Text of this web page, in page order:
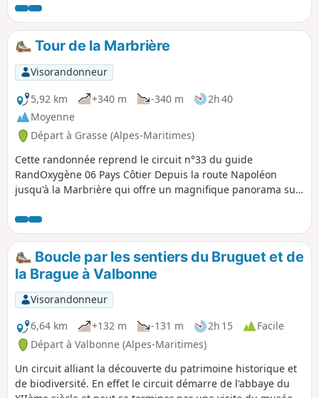
Tour de la Marbrière
Visorandonneur
5,92 km
+340 m -340 m
2h 40
Moyenne
Départ à Grasse (Alpes-Maritimes)
Cette randonnée reprend le circuit n°33 du guide
RandOxygène 06 Pays Côtier Depuis la route Napoléon
jusqu'à la Marbrière qui offre un magnifique panorama sur
se balader à proximité de Grasse, avec une difficulté
moyenne sous les bois de la Marbrière.
Boucle par les sentiers du Bruguet et de
la Brague à Valbonne
Visorandonneur
6,64 km
+132 m -131 m 2h 15
Facile
Départ à Valbonne (Alpes-Maritimes)
Un circuit alliant la découverte du patrimoine historique et
de biodiversité. En effet le circuit démarre de l'abbaye du